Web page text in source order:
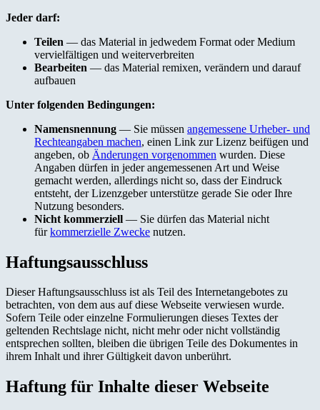
Jeder darf:
Teilen — das Material in jedwedem Format oder Medium
vervielfältigen und weiterverbreiten
Bearbeiten — das Material remixen, verändern und darauf
aufbauen
Unter folgenden Bedingungen:
Namensnennung — Sie müssen angemessene Urheber- und
Rechteangaben machen, einen Link zur Lizenz beifügen und
angeben, ob Änderungen vorgenommen wurden. Diese
Angaben dürfen in jeder angemessenen Art und Weise
gemacht werden, allerdings nicht so, dass der Eindruck
entsteht, der Lizenzgeber unterstütze gerade Sie oder Ihre
Nutzung besonders.
Nicht kommerziell — Sie dürfen das Material nicht
fürkommerzielle Zwecke nutzen.
Haftungsausschluss
Dieser Haftungsausschluss ist als Teil des Internetangebotes zu
betrachten, von dem aus auf diese Webseite verwiesen wurde.
Sofern Teile oder einzelne Formulierungen dieses Textes der
geltenden Rechtslage nicht, nicht mehr oder nicht vollständig
entsprechen sollten, bleiben die übrigen Teile des Dokumentes in
ihrem Inhalt und ihrer Gültigkeit davon unberührt.
Haftung für Inhalte dieser Webseite